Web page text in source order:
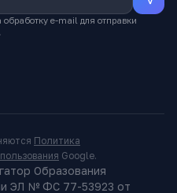
e-mail для отправки
Политика
Google.
Образования
ЭЛ № ФС 77-53923 от